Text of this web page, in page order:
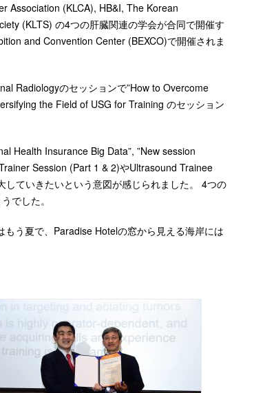
Association (KLCA), HB&I, The Korean
(KLTS) の4つの肝臓関連の学会が合同で開催す
and Convention Center (BEXCO)で開催されま
Radiologyのセッションで”How to Overcome
the Field of USG for Training のセッション
Health Insurance Big Data”, ”New session
Session (Part 1 & 2)やUltrasound Trainee
ていきたいという意図が感じられました。 4つの
でした。
う夏で、Paradise Hotelの窓から見える海岸には